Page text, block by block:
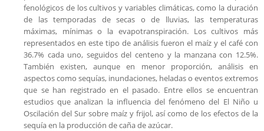
fenológicos de los cultivos y variables climáticas, como la duración
de las temporadas de secas o de lluvias, las temperaturas
máximas, mínimas o la evapotranspiración. Los cultivos más
representados en este tipo de análisis fueron el maíz y el café con
36.7% cada uno, seguidos del centeno y la manzana con 12.5%.
También existen, aunque en menor proporción, análisis en
aspectos como sequías, inundaciones, heladas o eventos extremos
que se han registrado en el pasado. Entre ellos se encuentran
estudios que analizan la influencia del fenómeno del El Niño u
Oscilación del Sur sobre maíz y frijol, así como de los efectos de la
sequía en la producción de caña de azúcar.